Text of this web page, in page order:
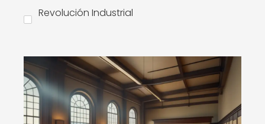
Revolución Industrial